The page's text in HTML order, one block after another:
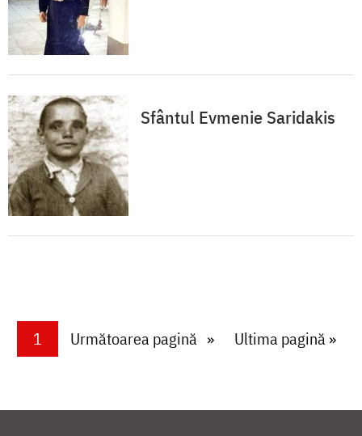
Sfântul Evmenie Saridakis
PaginareCurrent page
1 Next page
Următoarea pagină Last page
Ultima pagină »